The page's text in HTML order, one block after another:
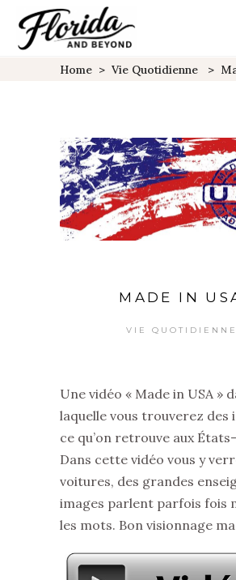
Home > Vie Quotidienne >
MADE IN
VIE QUOTIDIENNE
Une vidéo « Made in USA »
laquelle vous trouverez des
ce qu’on retrouve aux
Dans cette vidéo vous y
voitures, des grandes
images parlent parfois fois
les mots. Bon visionnage